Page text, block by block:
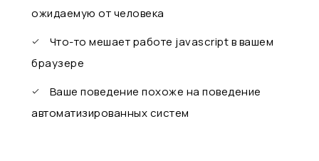
ожидаемую от человека
Что-то мешает работе javascript в вашем
браузере
Ваше поведение похоже на поведение
автоматизированных систем